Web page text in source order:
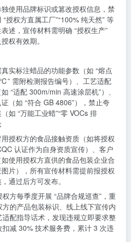
使用品牌标识或篡改授权信息，禁
“授权方直属工厂”“100% 纯天然” 等
述，宣传材料需明确 “授权生产”
权有效期。
实标注蜡品的功能参数（如 “熔点
需附检测报告编号）、工艺适配
“适配 300m/min 高速涂层机”）、
（如 “符合 GB 4806”），禁止夸
如 “万能工业蜡”“零 VOCs 排
授权方的食品接触资质（如将授权
认证作为自身资质宣传）、客户
使用授权方直供的食品包装企业合
片），所有宣传材料需提前报授权
通过后方可发布。
权方每季度开展 “品牌合规巡查”，重
方的产品包装标识、线上线下宣传内
配指导话术，发现违规立即要求整
减 30% 技术服务费，累计 3 次违